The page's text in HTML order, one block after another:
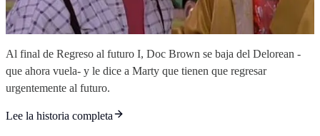
Al final de Regreso al futuro I, Doc Brown se baja del Delorean -
que ahora vuela- y le dice a Marty que tienen que regresar
urgentemente al futuro.
Lee la historia completa